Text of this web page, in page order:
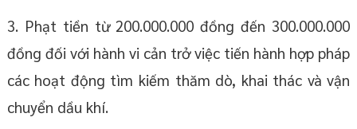
3. Phạt tiền từ 200.000.000 đồng đến 300.000.000
đồng đối với hành vi cản trở việc tiến hành hợp pháp
các hoạt động tìm kiếm thăm dò, khai thác và vận
chuyển dầu khí.